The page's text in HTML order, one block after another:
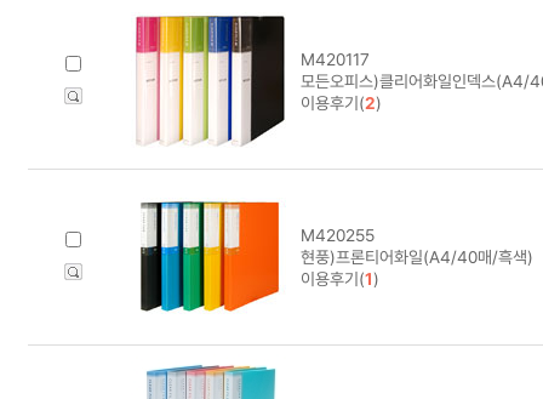
M420117
모든오피스)클리어화일인덱스(A4/
이용후기(2)
M420255
현풍)프론티어화일(A4/40매/흑색)
이용후기(1)